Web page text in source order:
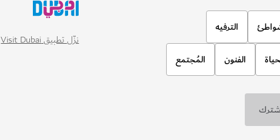
الترفيه
الفنون المُجتمع
نزّل تطبيق Visit Dubai